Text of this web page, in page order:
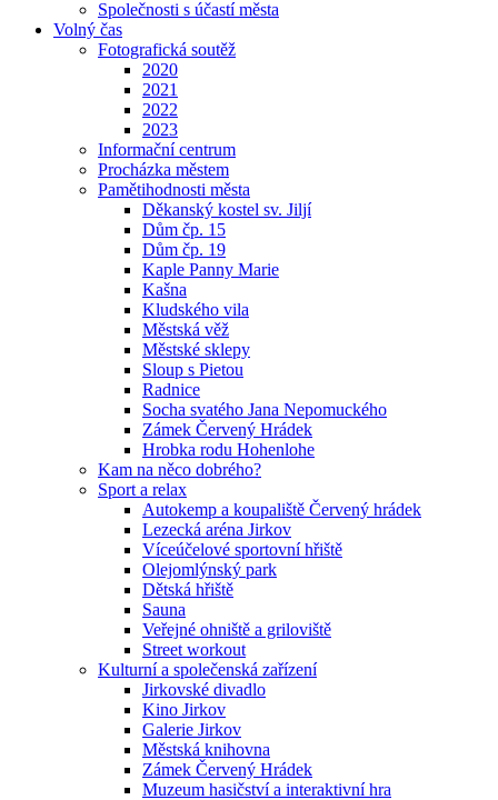
Společnosti s účastí města
Volný čas
Fotografická soutěž
2020
2021
2022
2023
Informační centrum
Procházka městem
Pamětihodnosti města
Děkanský kostel sv. Jiljí
Dům čp. 15
Dům čp. 19
Kaple Panny Marie
Kašna
Kludského vila
Městská věž
Městské sklepy
Sloup s Pietou
Radnice
Socha svatého Jana Nepomuckého
Zámek Červený Hrádek
Hrobka rodu Hohenlohe
Kam na něco dobrého?
Sport a relax
Autokemp a koupaliště Červený hrádek
Lezecká aréna Jirkov
Víceúčelové sportovní hřiště
Olejomlýnský park
Dětská hřiště
Sauna
Veřejné ohniště a griloviště
Street workout
Kulturní a společenská zařízení
Jirkovské divadlo
Kino Jirkov
Galerie Jirkov
Městská knihovna
Zámek Červený Hrádek
Muzeum hasičství a interaktivní hra